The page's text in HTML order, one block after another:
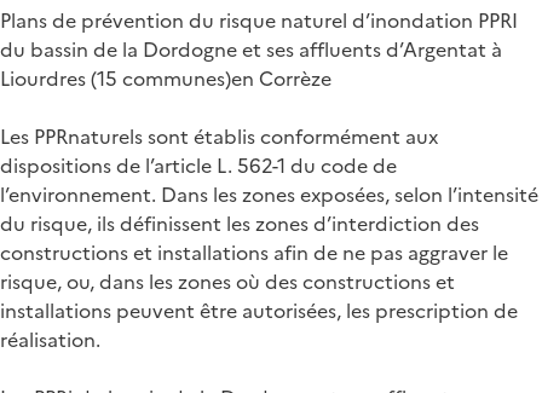
Plans de prévention du risque naturel d’inondation PPRI
du bassin de la Dordogne et ses affluents d’Argentat à
Liourdres (15 communes)en Corrèze
Les PPRnaturels sont établis conformément aux
dispositions de l’article L. 562-1 du code de
l’environnement. Dans les zones exposées, selon l’intensité
du risque, ils définissent les zones d’interdiction des
constructions et installations afin de ne pas aggraver le
risque, ou, dans les zones où des constructions et
installations peuvent être autorisées, les prescription de
réalisation.